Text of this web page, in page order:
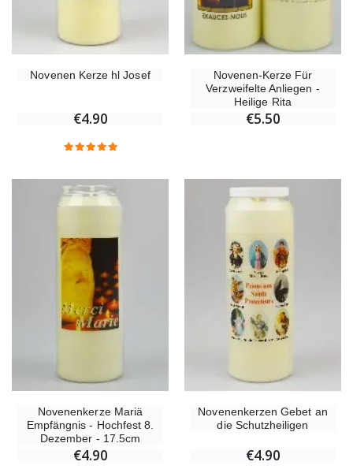
Novenen Kerze hl Josef
€4.90
Novenen-Kerze Für
Verzweifelte Anliegen -
Heilige Rita
€5.50
Novenenkerze Mariä
Empfängnis - Hochfest 8.
Dezember - 17.5cm
€4.90
Novenenkerzen Gebet an
die Schutzheiligen
€4.90